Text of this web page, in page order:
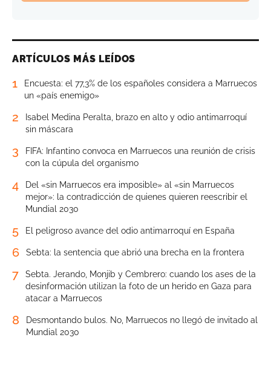
ARTÍCULOS MÁS LEÍDOS
1
Encuesta: el 77,3% de los españoles considera a Marruecos
un «país enemigo»
2
Isabel Medina Peralta, brazo en alto y odio antimarroquí
sin máscara
3
FIFA: Infantino convoca en Marruecos una reunión de crisis
con la cúpula del organismo
4
Del «sin Marruecos era imposible» al «sin Marruecos
mejor»: la contradicción de quienes quieren reescribir el
Mundial 2030
5 El peligroso avance del odio antimarroquí en España
6 Sebta: la sentencia que abrió una brecha en la frontera
7
Sebta. Jerando, Monjib y Cembrero: cuando los ases de la
desinformación utilizan la foto de un herido en Gaza para
atacar a Marruecos
8
Desmontando bulos. No, Marruecos no llegó de invitado al
Mundial 2030